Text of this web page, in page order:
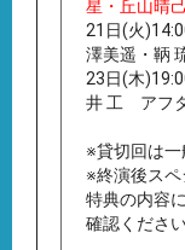
星・丘山晴
21日(火
澤美遥・鞆
23日(木
井 工 アフ
※貸切回は一
※終演後ス
特典の内容
確認ください